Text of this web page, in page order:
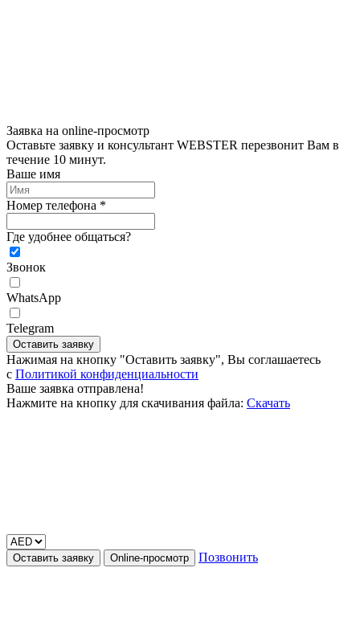
Заявка на online-просмотр
Оставьте заявку и консультант WEBSTER перезвонит Вам в
течение 10 минут.
Ваше имя
Номер телефона *
Где удобнее общаться?
Звонок
WhatsApp
Telegram
Оставить заявку
Нажимая на кнопку "Оставить заявку", Вы соглашаетесь
c Политикой конфиденциальности
Ваше заявка отправлена!
Нажмите на кнопку для скачивания файла: Скачать
Оставить заявку Online-просмотр Позвонить